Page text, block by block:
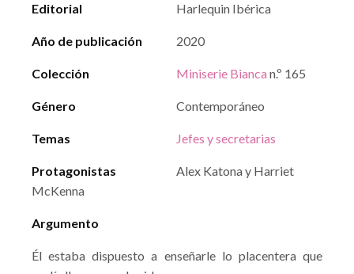
Editorial Harlequin Ibérica
Año de publicación 2020
Colección Miniserie Bianca n.º 165
Género Contemporáneo
Temas Jefes y secretarias
Protagonistas
Alex Katona y Harriet
McKenna
Argumento
Él estaba dispuesto a enseñarle lo placentera que